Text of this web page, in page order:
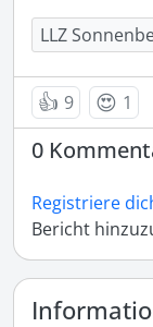
LLZ
👍 9 😍 1
0
Registriere
Bericht